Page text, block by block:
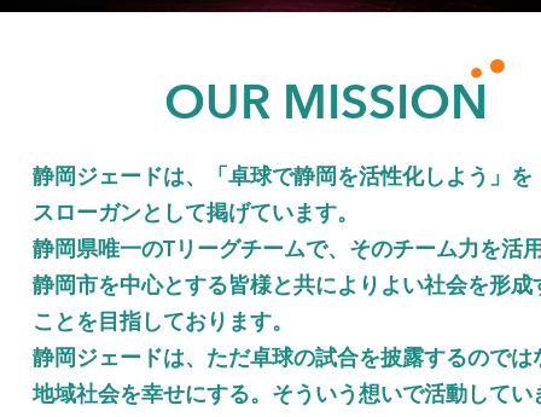
OUR MISSION
静岡ジェードは、「卓球で静岡を活性化しよう」を
スローガンとして掲げています。
静岡県唯一のTリーグチームで、そのチーム力を活
静岡市を中心とする皆様と共によりよい社会を形成
ことを目指しております。
静岡ジェードは、ただ卓球の試合を披露するのでは
地域社会を幸せにする。そういう想いで活動してい